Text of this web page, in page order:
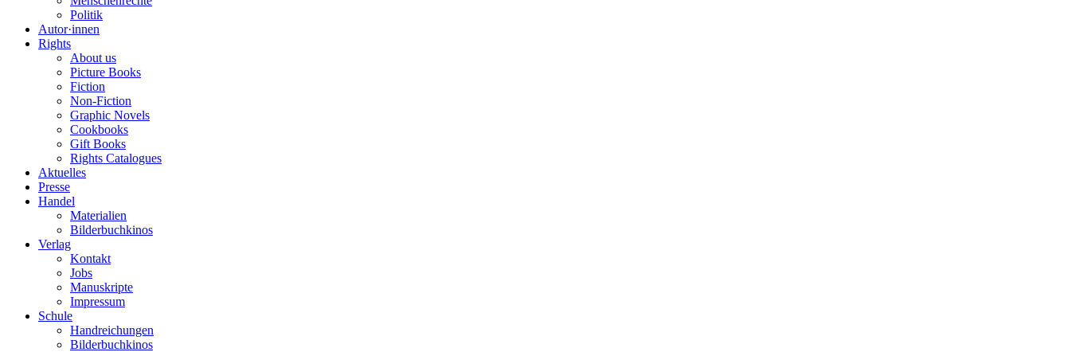
Politik
Autor·innen
Rights
About us
Picture Books
Fiction
Non-Fiction
Graphic Novels
Cookbooks
Gift Books
Rights Catalogues
Aktuelles
Presse
Handel
Materialien
Bilderbuchkinos
Verlag
Kontakt
Jobs
Manuskripte
Impressum
Schule
Handreichungen
Bilderbuchkinos